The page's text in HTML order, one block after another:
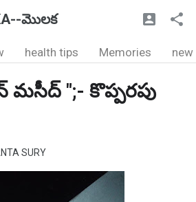
మొలక
health tips Memories new
";- కొప్పరపు
SURY